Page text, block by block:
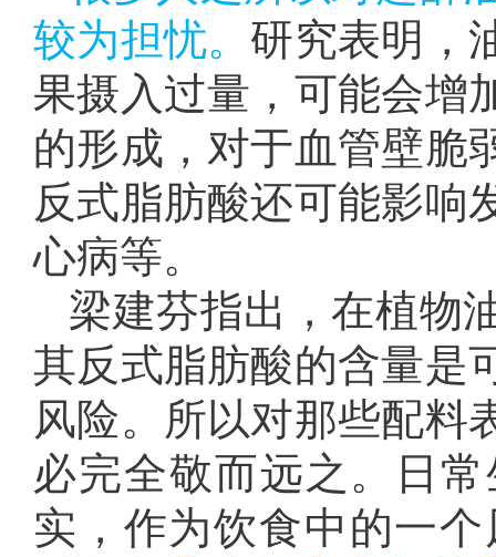
较为担忧。研究表明，
果摄入过量，可能会增
的形成，对于血管壁脆
反式脂肪酸还可能影响
心病等。
梁建芬指出，在植物
其反式脂肪酸的含量是
风险。所以对那些配料
必完全敬而远之。日
实，作为饮食中的一